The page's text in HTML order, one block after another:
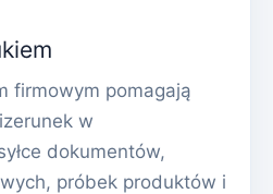
firmowym pomagają
w
dokumentów,
próbek produktów i